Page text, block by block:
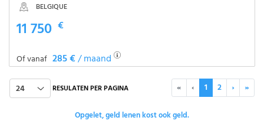
BELGIQUE
11 750 €
Of vanaf 285 €/ maand
24 RESULATEN PER PAGINA « ‹ 1 2 › »
Opgelet, geld lenen kost ook geld.